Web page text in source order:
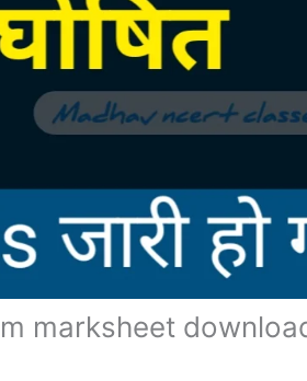
marksheet